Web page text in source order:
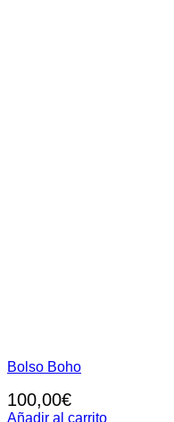
Bolso Boho
100,00€
Añadir al carrito